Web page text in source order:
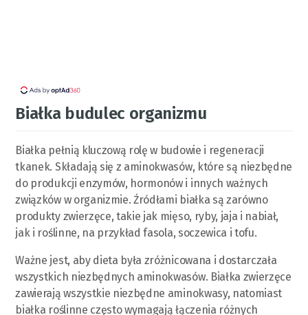
Białka budulec organizmu
Białka pełnią kluczową rolę w budowie i regeneracji
tkanek. Składają się z aminokwasów, które są niezbędne
do produkcji enzymów, hormonów i innych ważnych
związków w organizmie. Źródłami białka są zarówno
produkty zwierzęce, takie jak mięso, ryby, jaja i nabiał,
jak i roślinne, na przykład fasola, soczewica i tofu.
Ważne jest, aby dieta była zróżnicowana i dostarczała
wszystkich niezbędnych aminokwasów. Białka zwierzęce
zawierają wszystkie niezbędne aminokwasy, natomiast
białka roślinne często wymagają łączenia różnych